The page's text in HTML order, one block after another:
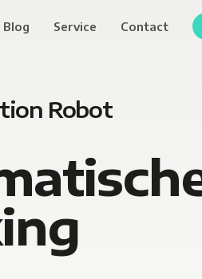
Blog Service Contact
Robot